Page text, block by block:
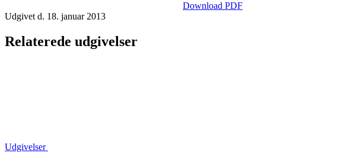
Download PDF
Udgivet d. 18. januar 2013
Relaterede udgivelser
Udgivelser